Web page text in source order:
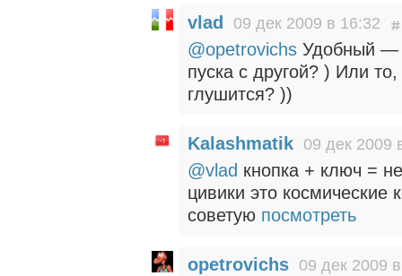
vlad 09 дек 2009 в 16:32
@opetrovichs Удобный —
пуска с другой? ) Или
глушится? ))
Kalashmatik 09 дек 2009
@vlad кнопка + ключ =
цивики это космические
советую посмотреть
opetrovichs 09 дек 2009